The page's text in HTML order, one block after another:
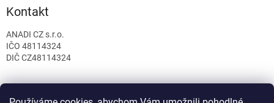
Kontakt
ANADI CZ s.r.o.
IČO 48114324
DIČ CZ48114324